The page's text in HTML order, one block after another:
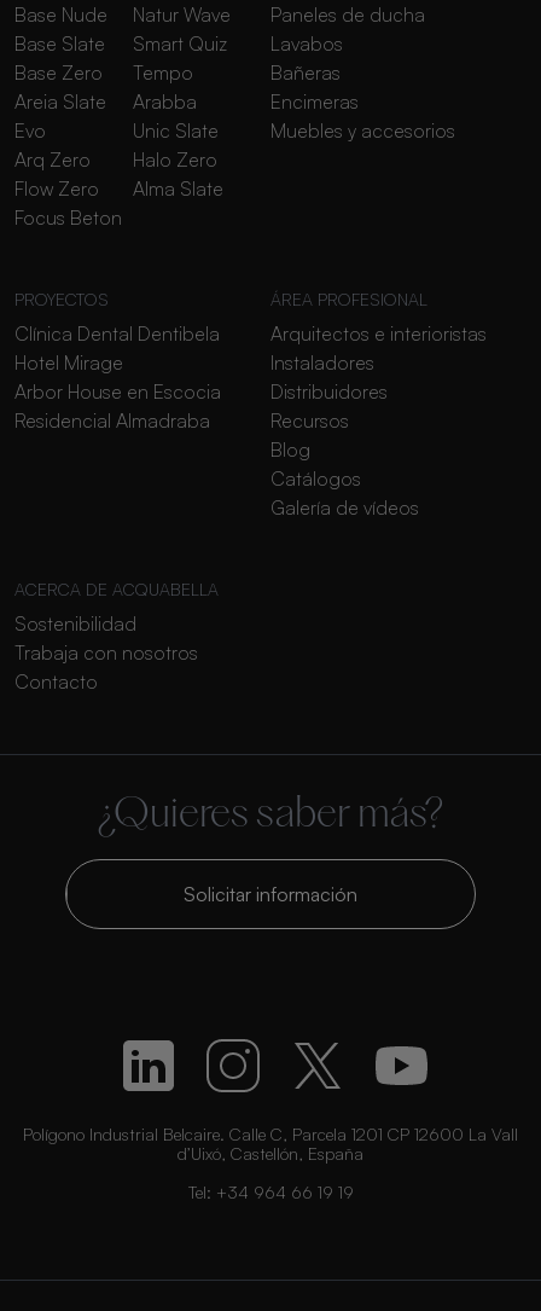
Base Nude
Base Slate
Base Zero
Areia Slate
Evo
Arq Zero
Flow Zero
Focus Beton
Natur Wave
Smart Quiz
Tempo
Arabba
Unic Slate
Halo Zero
Alma Slate
Paneles de ducha
Lavabos
Bañeras
Encimeras
Muebles y accesorios
PROYECTOS
Clínica Dental Dentibela
Hotel Mirage
Arbor House en Escocia
Residencial Almadraba
ÁREA PROFESIONAL
Arquitectos e interioristas
Instaladores
Distribuidores
Recursos
Blog
Catálogos
Galería de vídeos
ACERCA DE ACQUABELLA
Sostenibilidad
Trabaja con nosotros
Contacto
¿Quieres saber más?
Solicitar información
Polígono Industrial Belcaire. Calle C, Parcela 1201 CP 12600 La Vall
d’Uixó, Castellón, España
Tel: +34 964 66 19 19